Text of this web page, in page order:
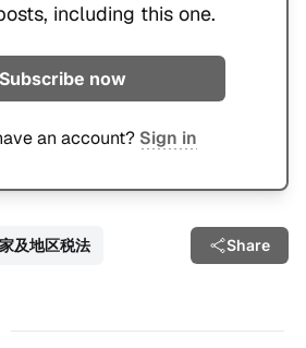
including this one.
Subscribe now
an account? Sign in
及地区税法 Share